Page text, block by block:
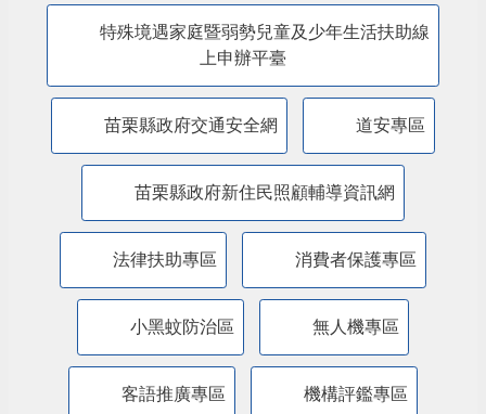
特殊境遇家庭暨弱勢兒童及少年生活扶助線
上申辦平臺
苗栗縣政府交通安全網 道安專區
苗栗縣政府新住民照顧輔導資訊網
法律扶助專區 消費者保護專區
小黑蚊防治區 無人機專區
客語推廣專區 機構評鑑專區